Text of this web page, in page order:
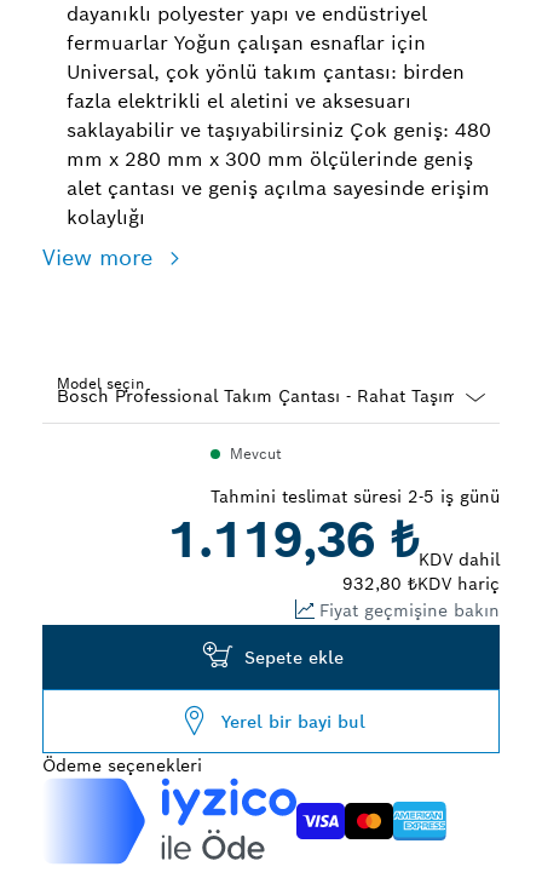
dayanıklı polyester yapı ve endüstriyel
fermuarlar Yoğun çalışan esnaflar için
Universal, çok yönlü takım çantası: birden
fazla elektrikli el aletini ve aksesuarı
saklayabilir ve taşıyabilirsiniz Çok geniş: 480
mm x 280 mm x 300 mm ölçülerinde geniş
alet çantası ve geniş açılma sayesinde erişim
kolaylığı
View more
Model seçin
Mevcut
Tahmini teslimat süresi 2-5 iş günü
1.119,36 ₺KDV dahil
932,80 ₺KDV hariç
Fiyat geçmişine bakın
Sepete ekle
Yerel bir bayi bul
Ödeme seçenekleri